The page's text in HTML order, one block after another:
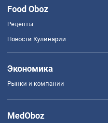
Food Oboz
Рецепты
Новости Кулинарии
Экономика
Рынки и компании
MedOboz